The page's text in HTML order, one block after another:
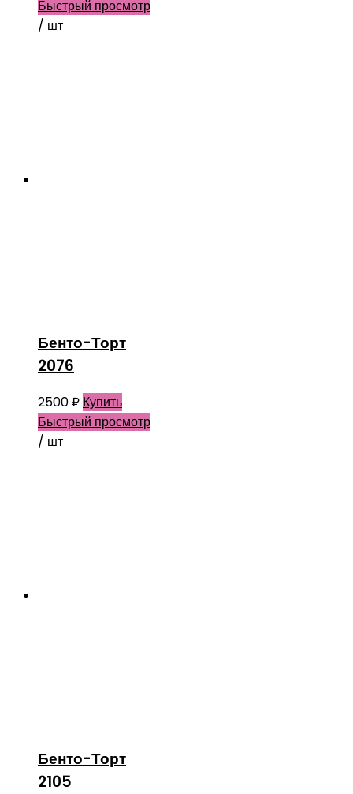
Быстрый просмотр
/ шт
Бенто-Торт
2076
2500₽ Купить
Быстрый просмотр
/ шт
Бенто-Торт
2105